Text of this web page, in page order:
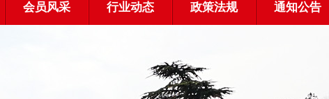
会员风采 行业动态 政策法规 通知公告